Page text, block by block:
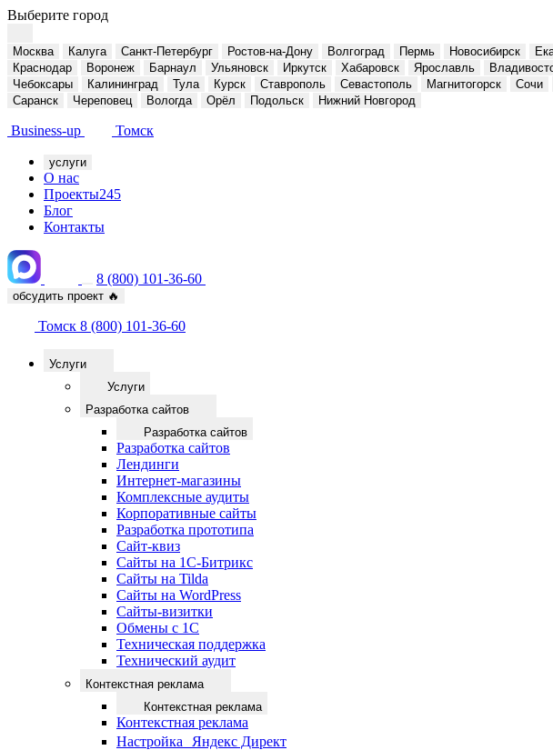
Выберите город
Москва Калуга Санкт-Петербург Ростов-на-Дону Волгоград Пермь Новосибирск
Краснодар
Воронеж Барнаул Ульяновск Иркутск Хабаровск Ярославль
Чебоксары
Калининград Тула Курск Ставрополь Севастополь Магнитогорск Сочи
Саранск
Череповец Вологда Орёл Подольск Нижний Новгород
Business-up Томск
услуги
О нас
Проекты245
Блог
Контакты
8 (800) 101-36-60
обсудить проект 🔥
Томск 8 (800) 101-36-60
Услуги
Услуги
Разработка сайтов
Разработка сайтов
Разработка сайтов
Лендинги
Интернет-магазины
Комплексные аудиты
Корпоративные сайты
Разработка прототипа
Сайт-квиз
Сайты на 1С-Битрикс
Сайты на Tilda
Сайты на WordPress
Сайты-визитки
Обмены с 1С
Техническая поддержка
Технический аудит
Контекстная реклама
Контекстная реклама
Контекстная реклама
Настройка Яндекс Директ